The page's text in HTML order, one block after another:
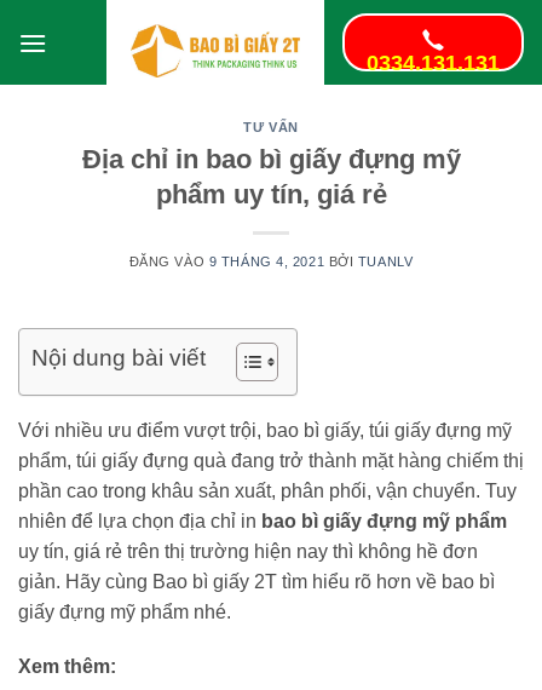
qua
0334.131.131
TƯ VẤN
Địa chỉ in bao bì giấy đựng mỹ
phẩm uy tín, giá rẻ
ĐĂNG VÀO 9 THÁNG 4, 2021 BỞI TUANLV
Nội dung bài viết
Với nhiều ưu điểm vượt trội, bao bì giấy, túi giấy đựng mỹ
phẩm, túi giấy đựng quà đang trở thành mặt hàng chiếm thị
phần cao trong khâu sản xuất, phân phối, vận chuyển. Tuy
nhiên để lựa chọn địa chỉ in bao bì giấy đựng mỹ phẩm
uy tín, giá rẻ trên thị trường hiện nay thì không hề đơn
giản. Hãy cùng Bao bì giấy 2T tìm hiểu rõ hơn về bao bì
giấy đựng mỹ phẩm nhé.
Xem thêm: